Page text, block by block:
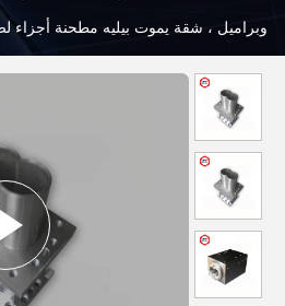
وبراميل ، شقة يموت بيليه مطحنة أجزاء